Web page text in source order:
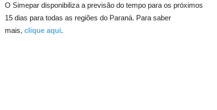
O Simepar disponibiliza a previsão do tempo para os próximos
15 dias para todas as regiões do Paraná. Para saber
mais, clique aqui.